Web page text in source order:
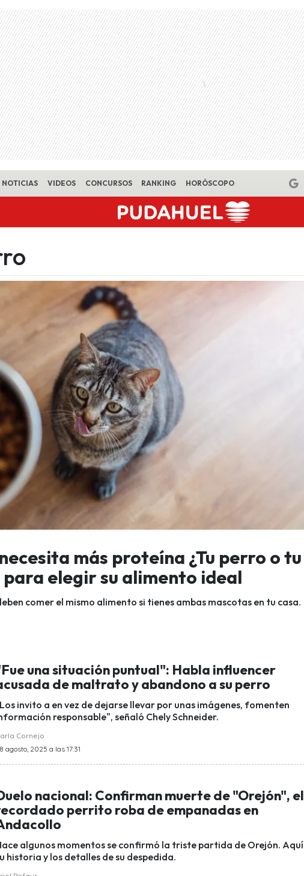
NOTICIAS VIDEOS CONCURSOS RANKING HORÓSCOPO
más proteína ¿Tu perro o tu
elegir su alimento ideal
comer el mismo alimento si tienes ambas mascotas en tu casa.
una situación puntual": Habla influencer
de maltrato y abandono a su perro
invito a en vez de dejarse llevar por unas imágenes, fomenten
responsable", señaló Chely Schneider.
Cornejo
agosto, 2025 a las 17:31
nacional: Confirman muerte de "Orejón", el
perrito roba de empanadas en
algunos momentos se confirmó la triste partida de Orejón. Aquí
historia y los detalles de su despedida.